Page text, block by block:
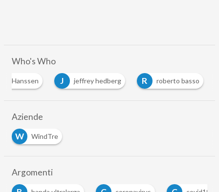
Who's Who
Hanssen J jeffrey hedberg R roberto basso
Aziende
W
WindTre
Argomenti